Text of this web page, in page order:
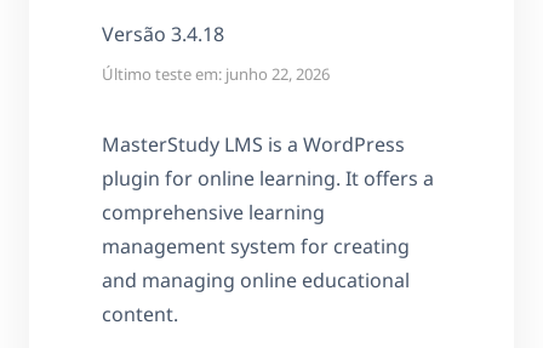
Versão 3.4.18
Último teste em: junho 22, 2026
MasterStudy LMS is a WordPress
plugin for online learning. It offers a
comprehensive learning
management system for creating
and managing online educational
content.